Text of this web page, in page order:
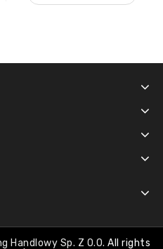
Handlowy Sp. Z O.o.All rights